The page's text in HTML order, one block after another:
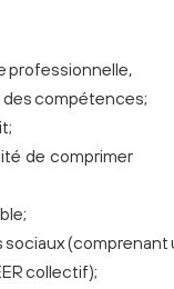
professionnelle,
compétences;
de comprimer
(comprenant
collectif);